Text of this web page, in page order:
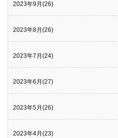
2023年9月(26)
2023年8月(26)
2023年7月(24)
2023年6月(27)
2023年5月(26)
2023年4月(23)